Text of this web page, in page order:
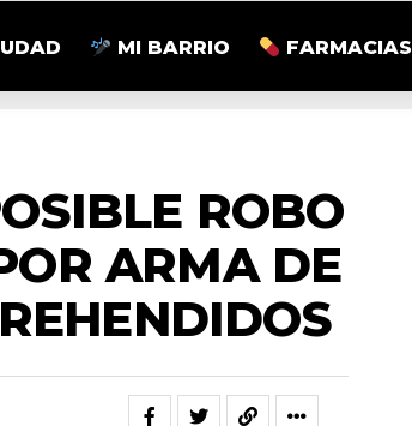
MI BARRIO FARMACIAS
ROBO
ARMA DE